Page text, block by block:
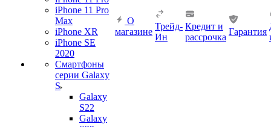
iPhone 11 Pro
Max
iPhone XR
iPhone SE
2020
Смартфоны
серии Galaxy
S
Galaxy
S22
Galaxy
О
магазине
Трейд-
Ин
Кредит и
рассрочка
Гарантия